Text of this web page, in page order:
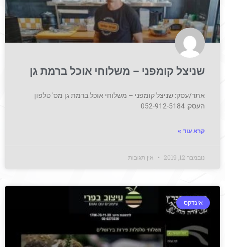
שניצל קומפני – משלוחי אוכל ברמת גן
אתר/עסק: שניצל קומפני – משלוחי אוכל ברמת גן מס' טלפון
העסק: 052-912-5184
קרא עוד »
נובמבר 12, 2019 אין תגובות
אינדקס